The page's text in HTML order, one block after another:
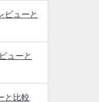
ビューと
ューと
と比較